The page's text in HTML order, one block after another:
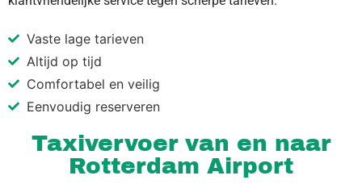
Vaste lage tarieven
Altijd op tijd
Comfortabel en veilig
Eenvoudig reserveren
Taxivervoer van en naar
Rotterdam Airport